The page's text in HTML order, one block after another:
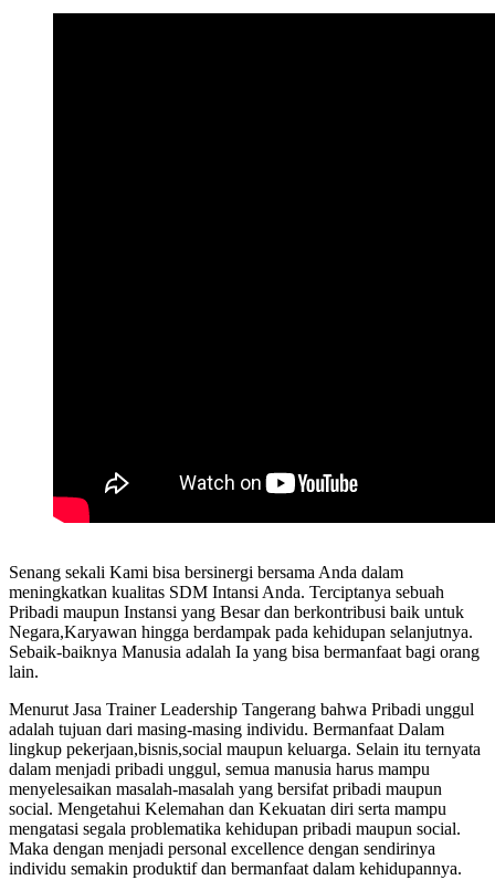
Senang sekali Kami bisa bersinergi bersama Anda dalam
meningkatkan kualitas SDM Intansi Anda. Terciptanya sebuah
Pribadi maupun Instansi yang Besar dan berkontribusi baik untuk
Negara,Karyawan hingga berdampak pada kehidupan selanjutnya.
Sebaik-baiknya Manusia adalah Ia yang bisa bermanfaat bagi orang
lain.
Menurut Jasa Trainer Leadership Tangerang bahwa Pribadi unggul
adalah tujuan dari masing-masing individu. Bermanfaat Dalam
lingkup pekerjaan,bisnis,social maupun keluarga. Selain itu ternyata
dalam menjadi pribadi unggul, semua manusia harus mampu
menyelesaikan masalah-masalah yang bersifat pribadi maupun
social. Mengetahui Kelemahan dan Kekuatan diri serta mampu
mengatasi segala problematika kehidupan pribadi maupun social.
Maka dengan menjadi personal excellence dengan sendirinya
individu semakin produktif dan bermanfaat dalam kehidupannya.